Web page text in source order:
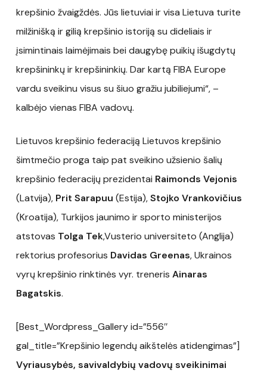
krepšinio žvaigždės. Jūs lietuviai ir visa Lietuva turite
milžinišką ir gilią krepšinio istoriją su dideliais ir
įsimintinais laimėjimais bei daugybę puikių išugdytų
krepšininkų ir krepšininkių. Dar kartą FIBA Europe
vardu sveikinu visus su šiuo gražiu jubiliejumi“, –
kalbėjo vienas FIBA vadovų.
Lietuvos krepšinio federaciją Lietuvos krepšinio
šimtmečio proga taip pat sveikino užsienio šalių
krepšinio federacijų prezidentai Raimonds Vejonis
(Latvija), Prit Sarapuu (Estija),Stojko Vrankovičius
(Kroatija), Turkijos jaunimo ir sporto ministerijos
atstovas Tolga Tek,Vusterio universiteto (Anglija)
rektorius profesorius Davidas Greenas, Ukrainos
vyrų krepšinio rinktinės vyr. treneris Ainaras
Bagatskis.
[Best_Wordpress_Gallery id=”556″
gal_title=”Krepšinio legendų aikštelės atidengimas”]
Vyriausybės, savivaldybių vadovų sveikinimai